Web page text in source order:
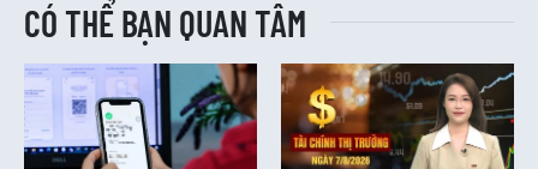
CÓ THỂ BẠN QUAN TÂM